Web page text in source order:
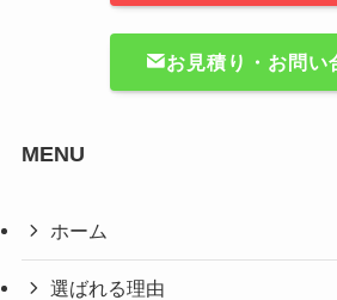
お見積り・お問い
MENU
ホーム
選ばれる理由